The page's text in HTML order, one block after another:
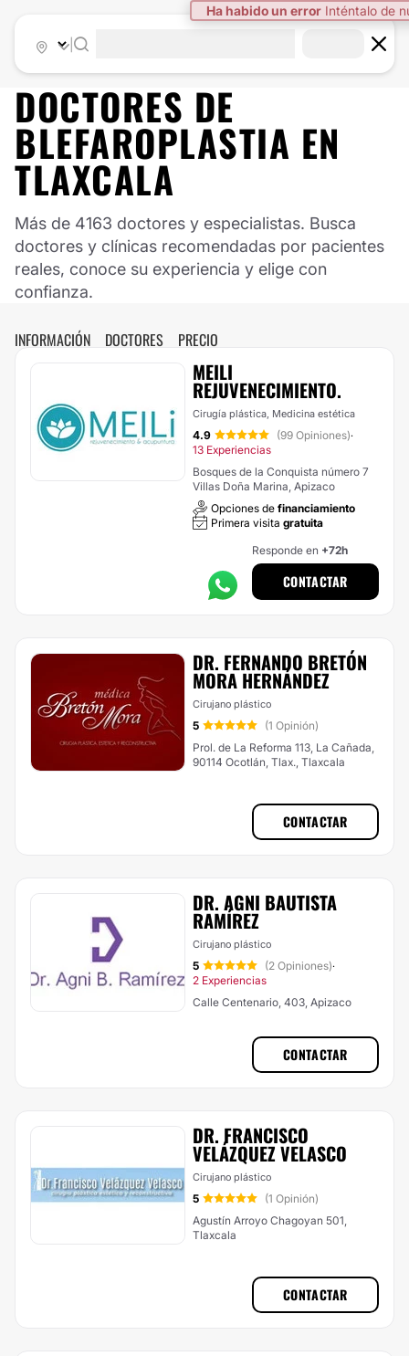
Ha habido un error Inténtalo de
DOCTORES DE
BLEFAROPLASTIA EN
TLAXCALA
Más de 4163 doctores y especialistas. Busca
doctores y clínicas recomendadas por pacientes
reales, conoce su experiencia y elige con
confianza.
INFORMACIÓN DOCTORES PRECIO
MEILI
REJUVENECIMIENTO.
Cirugía plástica, Medicina estética
4.9 (99 Opiniones)·
13 Experiencias
Bosques de la Conquista número 7
Villas Doña Marina, Apizaco
Opciones de financiamiento
Primera visita gratuita
Responde en +72h
CONTACTAR
DR. FERNANDO BRETÓN
MORA HERNÁNDEZ
Cirujano plástico
5
(1 Opinión)
Prol. de La Reforma 113, La Cañada,
90114 Ocotlán, Tlax., Tlaxcala
CONTACTAR
DR. AGNI BAUTISTA
RAMÍREZ
Cirujano plástico
5 (2 Opiniones)·
2 Experiencias
Calle Centenario, 403, Apizaco
CONTACTAR
DR. FRANCISCO
VELÁZQUEZ VELASCO
Cirujano plástico
5
(1 Opinión)
Agustín Arroyo Chagoyan 501,
Tlaxcala
CONTACTAR